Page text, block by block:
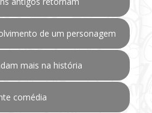
de um personagem
mais na história
comédia